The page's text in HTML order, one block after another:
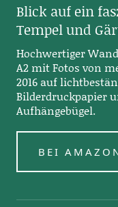
Blick auf ein
Tempel und
Hochwertiger
A2 mit Fotos von
2016 auf
Bilderdruckpapier
Aufhängebügel.
BEI